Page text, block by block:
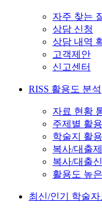
자주 찾는
상담 신청
상담 내역
고객제안
신고센터
RISS 활용도 분석
자료 현황
주제별 활
학술지 활
복사/대출
복사/대출
활용도 높
최신/인기 학술자